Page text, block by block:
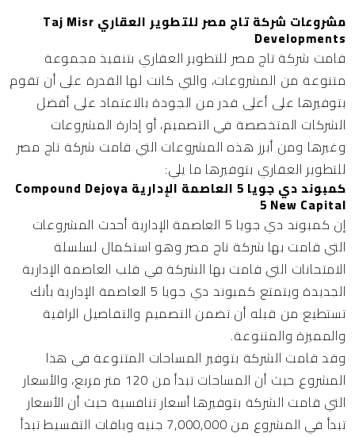
مشروعات شركة تاج مصر للتطوير العقاري Taj Misr
Developments
قامت شركة تاج مصر للتطوير العقاري بتنفيذ مجموعة
متنوعة من المشروعات، والتي كانت لها القدرة على أن تقوم
بتوفيرها على أعلى قدر من الجودة بالاعتماد على أفضل
الشركات المتخصصة في التصميم، أو إدارة المشروعات
وغيرها ومن أبرز هذه المشروعات التي قامت شركة تاج مصر
للتطوير العقاري بتوفيرها ما يلي:
كمبوند دي جويا 5 العاصمة الإدارية Compound Dejoya
5 New Capital
إن كمبوند دي جويا 5 العاصمة الإداري ة أحدث المشروعات
التي قامت بها شركة تاج مصر وهو استكمال لسلسلة
الامتحانات التي قامت بها الشركة في قلب العاصمة الإدارية
الجديدة ويتمتع كمبوند دي جويا 5 العاصمة الإدارية بأنك
تستطيع من قبله أن تضمن التصميم والتفاصيل الراقية
والمميزة والمتنوعة.
وقد قامت الشركة بتوفير المساحات المتنوعة في هذا
المشروع حيث أن المساحات تبدأ من 120 متر مربع، والأسعار
التي قامت الشركة بتوفيرها أسعار تنافسية حيث أن الأسعار
تبدأ في المشروع من 7,000,000 جنيه وباقات التقسيط تبدأ